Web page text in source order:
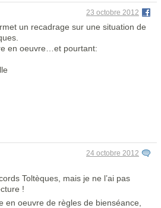
23 octobre 2012
un recadrage sur une situation de
en oeuvre…et pourtant:
24 octobre 2012
Toltèques, mais je ne l’ai pas
!
en oeuvre de règles de bienséance,